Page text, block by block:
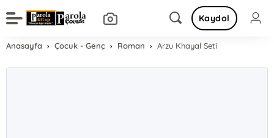
Kaydol
Anasayfa Çocuk - Genç Roman Arzu Khayal Seti